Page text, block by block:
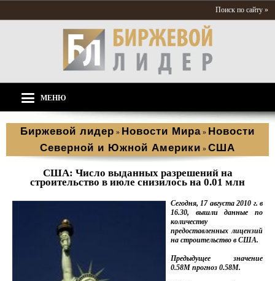
Поиск по сайту »
МЕНЮ
Биржевой лидер » Новости Мира » Новости
Северной и Южной Америки » США
США: Число выданных разрешений на
строительство в июле снизилось на 0.01 млн
Сегодня, 17 августа 2010 г. в
16.30, вышли данные по
количеству
предоставленных лицензий
на строительство в США.
Предыдущее значение
0.58M прогноз 0.58M.